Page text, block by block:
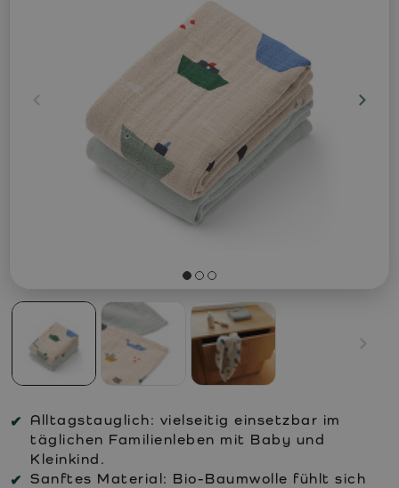
Alltagstauglich: vielseitig einsetzbar im
täglichen Familienleben mit Baby und
Kleinkind.
Sanftes Material: Bio-Baumwolle fühlt sich